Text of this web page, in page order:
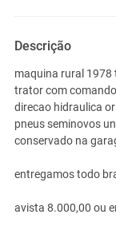
Descrição
maquina rural
trator com
direcao hidraulica
pneus seminovos
conservado na
entregamos todo
avista 8.000,00 ou